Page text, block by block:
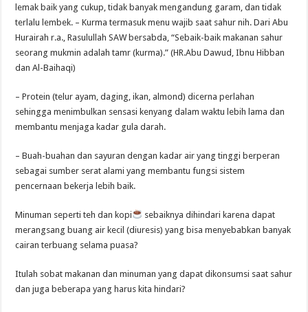
lemak baik yang cukup, tidak banyak mengandung garam, dan tidak
terlalu lembek. – Kurma termasuk menu wajib saat sahur nih. Dari Abu
Hurairah r.a., Rasulullah SAW bersabda, “Sebaik-baik makanan sahur
seorang mukmin adalah tamr (kurma).” (HR.Abu Dawud, Ibnu Hibban
dan Al-Baihaqi)
– Protein (telur ayam, daging, ikan, almond) dicerna perlahan
sehingga menimbulkan sensasi kenyang dalam waktu lebih lama dan
membantu menjaga kadar gula darah.
– Buah-buahan dan sayuran dengan kadar air yang tinggi berperan
sebagai sumber serat alami yang membantu fungsi sistem
pencernaan bekerja lebih baik.
Minuman seperti teh dan kopi
sebaiknya dihindari karena dapat
merangsang buang air kecil (diuresis) yang bisa menyebabkan banyak
cairan terbuang selama puasa?
Itulah sobat makanan dan minuman yang dapat dikonsumsi saat sahur
dan juga beberapa yang harus kita hindari?